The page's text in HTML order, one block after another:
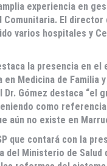
experiencia en
Comunitaria. El
varios hospitales y
la presencia en el
Medicina de Familia
Gómez destaca “el
como
aún no existe en
que contará con la
del Ministerio de